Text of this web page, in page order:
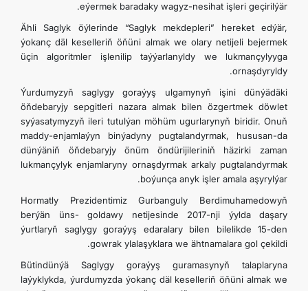
eýermek baradaky wagyz-nesihat işleri geçirilýär.
Ähli Saglyk öýlerinde “Saglyk mekdepleri” hereket edýär,
ýokanç däl keselleriň öňüni almak we olary netijeli bejermek
üçin algoritmler işlenilip taýýarlanyldy we lukmançylyyga
ornaşdyryldy.
Ýurdumyzyň saglygy goraýyş ulgamynyň işini dünýädäki
öňdebaryjy sepgitleri nazara almak bilen özgertmek döwlet
syýasatymyzyň ileri tutulýan möhüm ugurlarynyň biridir. Onuň
maddy-enjamlaýyn binýadyny pugtalandyrmak, hususan-da
dünýäniň öňdebaryjy önüm öndürijileriniň häzirki zaman
lukmançylyk enjamlaryny ornaşdyrmak arkaly pugtalandyrmak
boýunça anyk işler amala aşyrylýar.
Hormatly Prezidentimiz Gurbanguly Berdimuhamedowyň
berýän üns- goldawy netijesinde 2017-nji ýylda daşary
ýurtlaryň saglygy goraýyş edaralary bilen bilelikde 15-den
gowrak ylalaşyklara we ähtnamalara gol çekildi.
Bütindünýä Saglygy goraýyş guramasynyň talaplaryna
laýyklykda, ýurdumyzda ýokanç däl keselleriň öňüni almak we